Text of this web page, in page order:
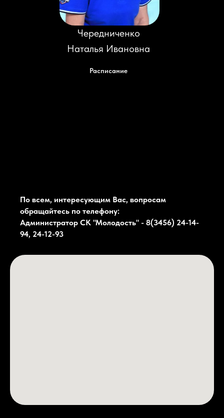
Чередниченко
Наталья Ивановна
Расписание
По всем, интересующим Вас, вопросам
обращайтесь по телефону:
Администратор СК "Молодость" - 8(3456) 24-14-
94, 24-12-93